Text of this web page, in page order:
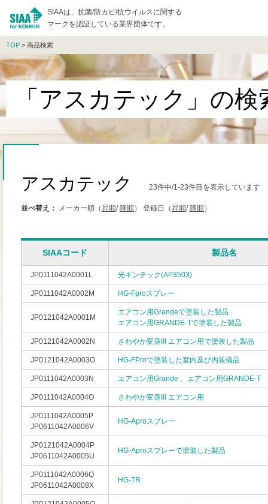
SIAAは、抗菌/防カビ/抗ウイルスに関する
マークを認証している業界団体です。
TOP > 商品検索
「アスカテック」の検
アスカテック 23件中/1-23件目を表示しています
並べ替え： メーカー順（昇順/ 降順） 登録日（昇順/ 降順）
SIAAコード 製品名
JP0111042A0001L 光ギンテック(AP3503)
JP0111042A0002M HG-Fproスプレー
JP0121042A0001M
エアコン用Grandeで塗装した製品
エアコン用GRANDE-Tで塗装した製品
JP0121042A0002N さわやか変身III エアコン用で塗装した製品
JP0121042A0003O HG-FProで塗装した室内及び内装備品
JP0111042A0003N エアコン用Grande 、エアコン用GRANDE-T
JP0111042A0004O さわやか変身III エアコン用
JP0111042A0005P
JP0611042A0006V
HG-Aproスプレー
JP0121042A0004P
JP0611042A0005U
HG-Aproスプレーで塗装した製品
JP0111042A0006Q
JP0611042A0008X
HG-TR